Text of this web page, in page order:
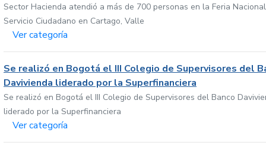
Sector Hacienda atendió a más de 700 personas en la Feria
Servicio Ciudadano en Cartago, Valle
Ver categoría
Se realizó en Bogotá el III Colegio de Supervisores del
Davivienda liderado por la Superfinanciera
Se realizó en Bogotá el III Colegio de Supervisores del Banco
liderado por la Superfinanciera
Ver categoría